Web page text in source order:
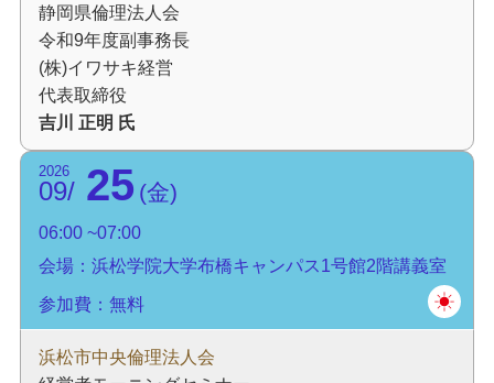
静岡県倫理法人会
令和9年度副事務長
(株)イワサキ経営
代表取締役
吉川 正明 氏
2026
09 25 金
06:00
07:00
会場：浜松学院大学布橋キャンパス1号館2階講義室
参加費：無料
浜松市中央倫理法人会